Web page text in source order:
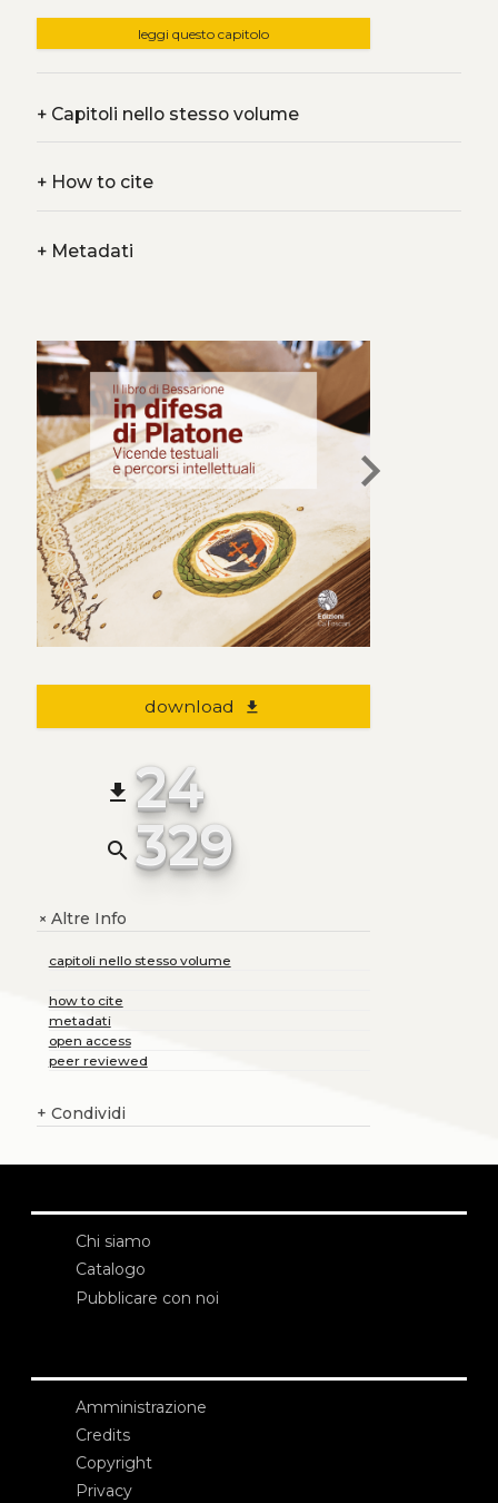
leggi questo capitolo
+Capitoli nello stesso volume
+How to cite
+Metadati
chevron_right
download file_download
file_download 24
search 329
+Altre Info
capitoli nello stesso volume
how to cite
metadati
open access
peer reviewed
+ Condividi
Chi siamo
Catalogo
Pubblicare con noi
Amministrazione
Credits
Copyright
Privacy